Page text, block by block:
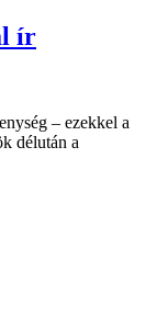
ír
– ezekkel a
délután a